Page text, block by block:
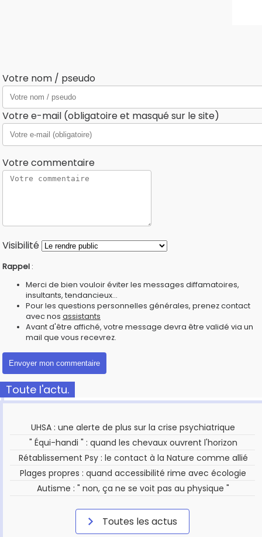
Votre nom / pseudo
Votre e-mail (obligatoire et masqué sur le site)
Votre commentaire
Visibilité
Rappel :
Merci de bien vouloir éviter les messages diffamatoires,
insultants, tendancieux...
Pour les questions personnelles générales, prenez contact
avec nos assistants
Avant d'être affiché, votre message devra être validé via un
mail que vous recevrez.
Toute l'actu.
UHSA : une alerte de plus sur la crise psychiatrique
" Équi-handi " : quand les chevaux ouvrent l'horizon
Rétablissement Psy : le contact à la Nature comme allié
Plages propres : quand accessibilité rime avec écologie
Autisme : " non, ça ne se voit pas au physique "
Toutes les actus